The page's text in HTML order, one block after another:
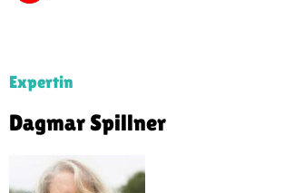
Expertin
Dagmar Spillner